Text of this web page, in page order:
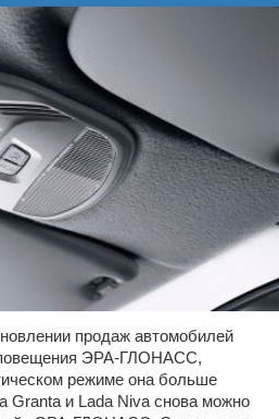
продаж автомобилей
ЭРА-ГЛОНАСС,
режиме она больше
Granta и Lada Niva снова можно